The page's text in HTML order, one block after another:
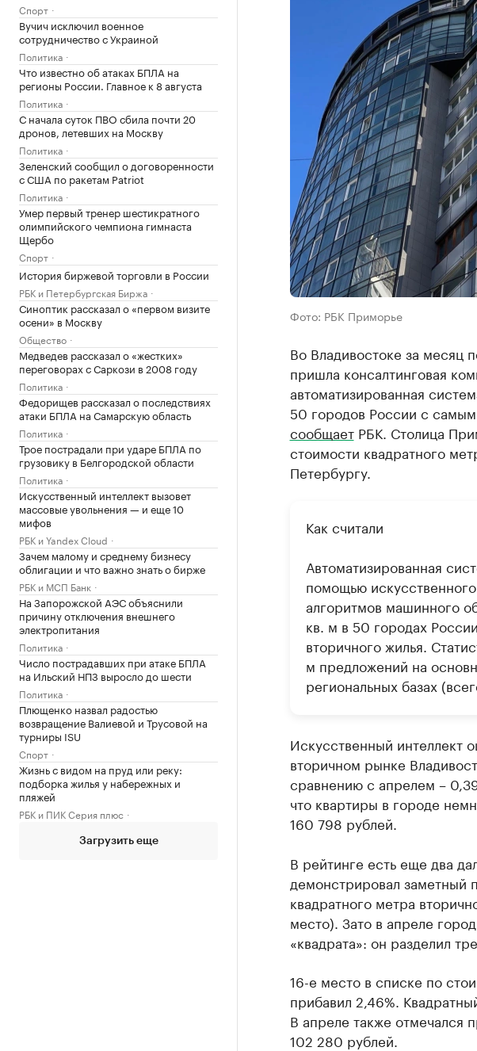
Спорт
Вучич исключил военное
сотрудничество с Украиной
Политика
Что известно об атаках БПЛА на
регионы России. Главное к 8 августа
Политика
С начала суток ПВО сбила почти 20
дронов, летевших на Москву
Политика
Зеленский сообщил о договоренности
с США по ракетам Patriot
Политика
Умер первый тренер шестикратного
олимпийского чемпиона гимнаста
Щербо
Спорт
История биржевой торговли в России
РБК и Петербургская Биржа
Синоптик рассказал о «первом визите
осени» в Москву
Общество
Медведев рассказал о «жестких»
переговорах с Саркози в 2008 году
Политика
Федорищев рассказал о последствиях
атаки БПЛА на Самарскую область
Политика
Трое пострадали при ударе БПЛА по
грузовику в Белгородской области
Политика
Искусственный интеллект вызовет
массовые увольнения — и еще 10
мифов
РБК и Yandex Cloud
Зачем малому и среднему бизнесу
облигации и что важно знать о бирже
РБК и МСП Банк
На Запорожской АЭС объяснили
причину отключения внешнего
электропитания
Политика
Число пострадавших при атаке БПЛА
на Ильский НПЗ выросло до шести
Политика
Плющенко назвал радостью
возвращение Валиевой и Трусовой на
турниры ISU
Спорт
Жизнь с видом на пруд или реку:
подборка жилья у набережных и
пляжей
РБК и ПИК Серия плюс
Загрузить еще
Фото: РБК Приморье
Во Владивостоке за месяц
пришла консалтинговая
автоматизированная
50 городов России с
сообщаетРБК. Столица
стоимости квадратного
Петербургу.
Как считали
Автоматизированная
помощью
алгоритмов машинного
кв. м в 50 городах
вторичного жилья.
м предложений на
региональных базах
Искусственный интеллект
вторичном рынке
сравнению с апрелем –
что квартиры в городе
160 798 рублей.
В рейтинге есть еще два
демонстрировал заметный
квадратного метра
место). Зато в апреле
«квадрата»: он разделил
16-е место в списке по
прибавил 2,46%.
В апреле также отмечался
102 280 рублей.